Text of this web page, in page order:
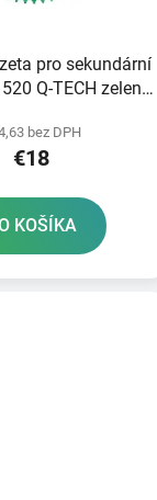
pro sekundární
zelený
bez DPH
€18
KOŠÍKA